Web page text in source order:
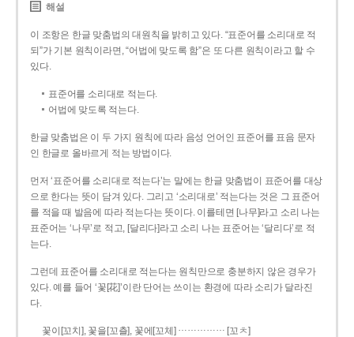
해설
이 조항은 한글 맞춤법의 대원칙을 밝히고 있다. “표준어를 소리대로 적
되”가 기본 원칙이라면, “어법에 맞도록 함”은 또 다른 원칙이라고 할 수
있다.
표준어를 소리대로 적는다.
어법에 맞도록 적는다.
한글 맞춤법은 이 두 가지 원칙에 따라 음성 언어인 표준어를 표음 문자
인 한글로 올바르게 적는 방법이다.
먼저 ‘표준어를 소리대로 적는다’는 말에는 한글 맞춤법이 표준어를 대상
으로 한다는 뜻이 담겨 있다. 그리고 ‘소리대로’ 적는다는 것은 그 표준어
를 적을 때 발음에 따라 적는다는 뜻이다. 이를테면 [나무]라고 소리 나는
표준어는 ‘나무’로 적고, [달리다]라고 소리 나는 표준어는 ‘달리다’로 적
는다.
그런데 표준어를 소리대로 적는다는 원칙만으로 충분하지 않은 경우가
있다. 예를 들어 ‘꽃[花]’이란 단어는 쓰이는 환경에 따라 소리가 달라진
다.
꽃이[꼬치], 꽃을[꼬츨], 꽃에[꼬체] …………… [꼬ㅊ]